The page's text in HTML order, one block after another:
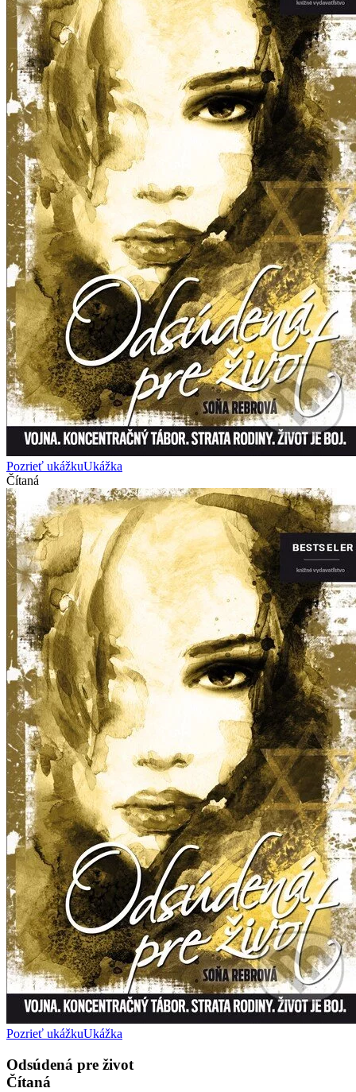
Pozrieť ukážkuUkážka
Čítaná
Pozrieť ukážkuUkážka
Odsúdená pre život
Čítaná